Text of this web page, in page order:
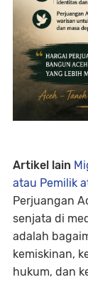
Artikel lain
atau Pemilik
Perjuangan
senjata di
adalah
kemiskinan,
hukum, dan